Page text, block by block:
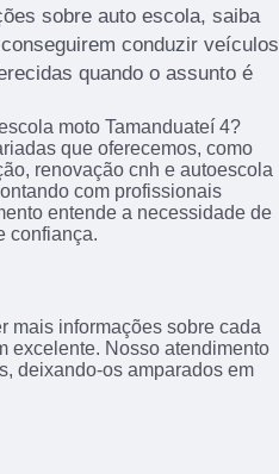
sobre auto escola, saiba
conduzir veículos
quando o assunto é
moto Tamanduateí 4?
que oferecemos, como
renovação cnh e autoescola
com profissionais
entende a necessidade de
confiança.
mais informações sobre cada
excelente. Nosso atendimento
deixando-os amparados em